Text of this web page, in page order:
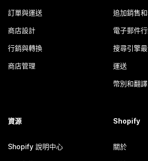
訂單與運送
商店設計
行銷與轉換
商店管理
追加銷售
電子郵件
搜尋引擎
運送
幣別和翻譯
資源
Shopify 說明中心
Shopify
關於